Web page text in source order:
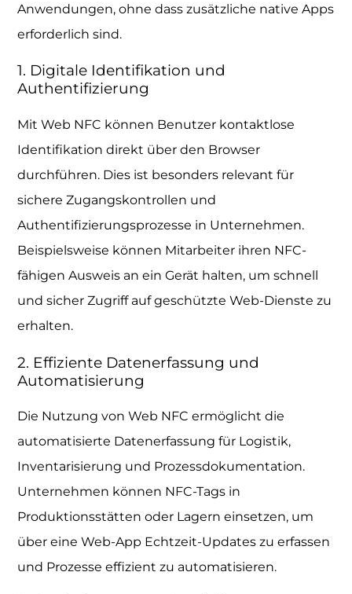
Anwendungen, ohne dass zusätzliche native Apps
erforderlich sind.
1. Digitale Identifikation und
Authentifizierung
Mit Web NFC können Benutzer kontaktlose
Identifikation direkt über den Browser
durchführen. Dies ist besonders relevant für
sichere Zugangskontrollen und
Authentifizierungsprozesse in Unternehmen.
Beispielsweise können Mitarbeiter ihren NFC-
fähigen Ausweis an ein Gerät halten, um schnell
und sicher Zugriff auf geschützte Web-Dienste zu
erhalten.
2. Effiziente Datenerfassung und
Automatisierung
Die Nutzung von Web NFC ermöglicht die
automatisierte Datenerfassung für Logistik,
Inventarisierung und Prozessdokumentation.
Unternehmen können NFC-Tags in
Produktionsstätten oder Lagern einsetzen, um
über eine Web-App Echtzeit-Updates zu erfassen
und Prozesse effizient zu automatisieren.